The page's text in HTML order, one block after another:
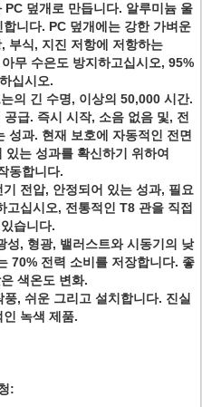
덮개로 만듭니다. 알루미늄 울
니다. PC 덮개에는 강한 가벼운
부식, 지진 저항에 저항하는
무 수은도 방지하고십시오, 95%
십시오.
의 긴 수명, 이상의 50,000 시간.
급. 즉시 시작, 소음 없음 및, 전
성과. 현재 보호에 자동적인 전면
는 성과를 확신하기 위하여
동합니다.
전압, 안정되어 있는 성과, 필요
십시오, 전통적인 T8 관을 직접
습니다.
, 형광, 밸러스트와 시동기의 낮
70% 전력 소비를 저장합니다. 좋
색온도 변화.
, 쉬운 그리고 설치합니다. 진실
녹색 제품.
: